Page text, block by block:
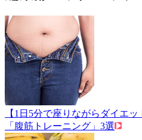
【1日5分で座りながらダイエ
「腹筋トレーニング」3選